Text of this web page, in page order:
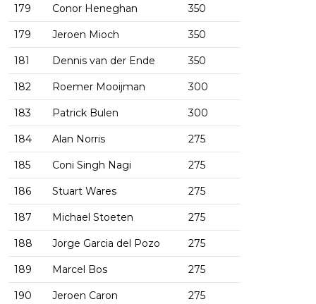
179 Conor Heneghan 350
179 Jeroen Mioch 350
181 Dennis van der Ende 350
182 Roemer Mooijman 300
183 Patrick Bulen 300
184 Alan Norris 275
185 Coni Singh Nagi 275
186 Stuart Wares 275
187 Michael Stoeten 275
188 Jorge Garcia del Pozo 275
189 Marcel Bos 275
190 Jeroen Caron 275